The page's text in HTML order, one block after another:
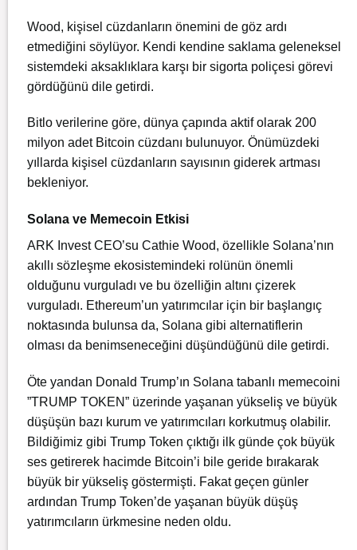
Wood, kişisel cüzdanların önemini de göz ardı
etmediğini söylüyor. Kendi kendine saklama geleneksel
sistemdeki aksaklıklara karşı bir sigorta poliçesi görevi
gördüğünü dile getirdi.
Bitlo verilerine göre, dünya çapında aktif olarak 200
milyon adet Bitcoin cüzdanı bulunuyor. Önümüzdeki
yıllarda kişisel cüzdanların sayısının giderek artması
bekleniyor.
Solana ve Memecoin Etkisi
ARK Invest CEO’su Cathie Wood, özellikle Solana’nın
akıllı sözleşme ekosistemindeki rolünün önemli
olduğunu vurguladı ve bu özelliğin altını çizerek
vurguladı. Ethereum’un yatırımcılar için bir başlangıç
noktasında bulunsa da, Solana gibi alternatiflerin
olması da benimseneceğini düşündüğünü dile getirdi.
Öte yandan Donald Trump’ın Solana tabanlı memecoini
”TRUMP TOKEN” üzerinde yaşanan yükseliş ve büyük
düşüşün bazı kurum ve yatırımcıları korkutmuş olabilir.
Bildiğimiz gibi Trump Token çıktığı ilk günde çok büyük
ses getirerek hacimde Bitcoin’i bile geride bırakarak
büyük bir yükseliş göstermişti. Fakat geçen günler
ardından Trump Token’de yaşanan büyük düşüş
yatırımcıların ürkmesine neden oldu.